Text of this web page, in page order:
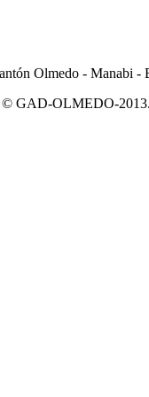
Olmedo - Manabi -
© GAD-OLMEDO-2013.